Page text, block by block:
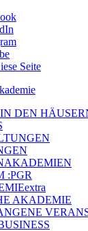
Seite
DEN
:PGR
AKADEMIE